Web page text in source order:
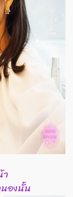
นองนั้น